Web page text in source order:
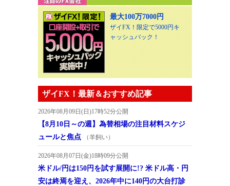
最大100万7000円
ザイFX！限定で5000円キ
ャッシュバック！
ザイFX！最新＆おすすめ記事
2026年08月09日(日)17時52分公開
【8月10日～の週】為替相場の注目材料スケジ
ュールと焦点
（羊飼い）
2026年08月07日(金)18時09分公開
米ドル/円は150円を試す展開に!? 米ドル高・円
安は終焉を迎え、2026年中に140円の大台打診